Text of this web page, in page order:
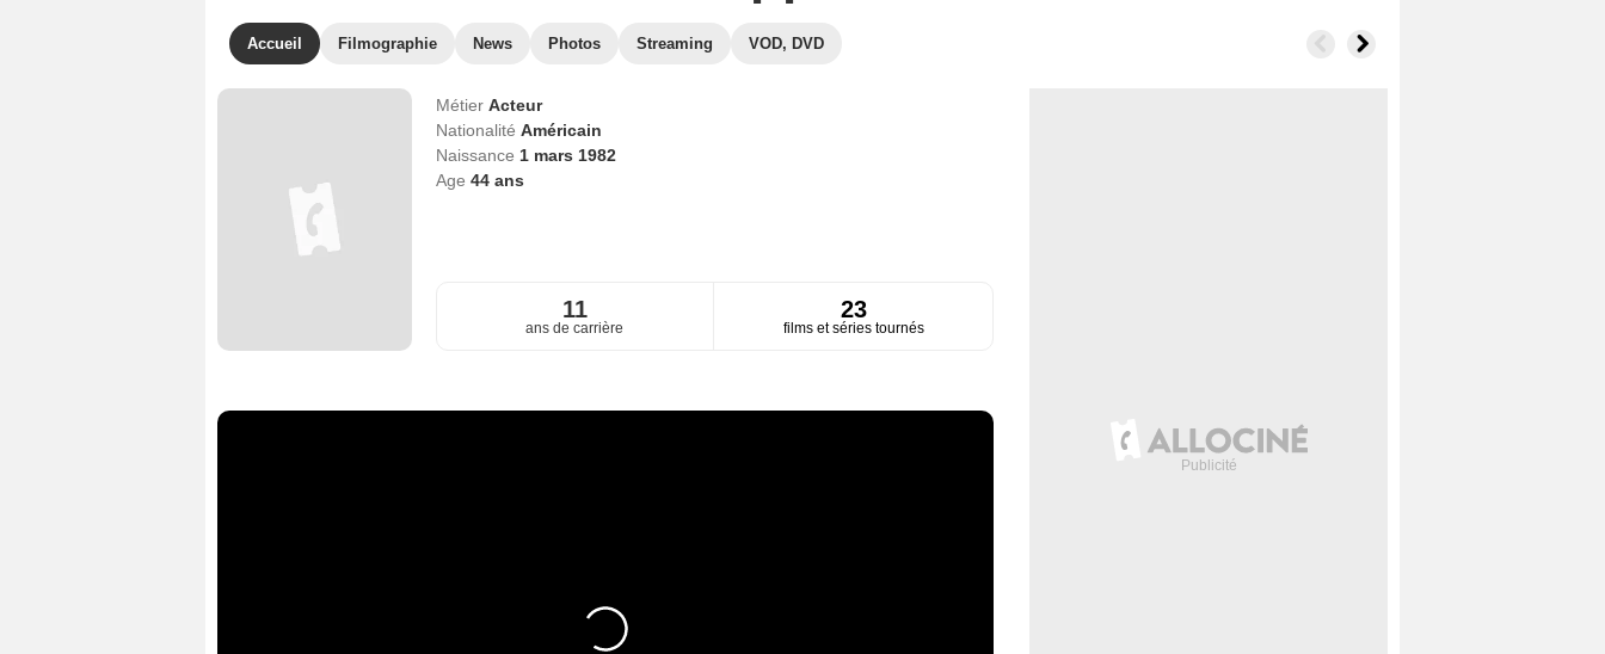
Accueil Filmographie News Photos Streaming VOD, DVD
Métier Acteur
Nationalité Américain
Naissance 1 mars 1982
Age 44ans
11
ans de carrière
23
films et séries tournés